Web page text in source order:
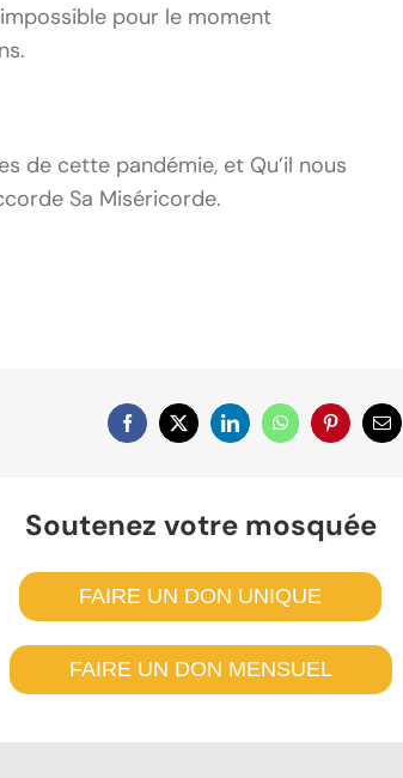
pour le moment
de cette pandémie, et Qu’il nous
Sa Miséricorde.
Soutenez votre mosquée
FAIRE UN DON UNIQUE
FAIRE UN DON MENSUEL